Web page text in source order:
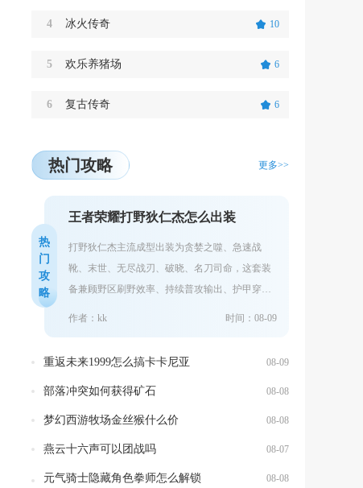
4 冰火传奇 10
5 欢乐养猪场 6
6 复古传奇 6
热门攻略 更多>>
热
门
攻
略
王者荣耀打野狄仁杰怎么出装
打野狄仁杰主流成型出装为贪婪之噬、急速战
靴、末世、无尽战刃、破晓、名刀司命，这套装
备兼顾野区刷野效率、持续普攻输出、护甲穿透
作者：kk 时间：08-09
重返未来1999怎么搞卡卡尼亚 08-09
部落冲突如何获得矿石 08-08
梦幻西游牧场金丝猴什么价 08-08
燕云十六声可以团战吗 08-07
元气骑士隐藏角色拳师怎么解锁 08-08